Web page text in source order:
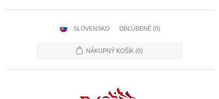
SLOVENSKO OBĽÚBENÉ (0)
NÁKUPNÝ KOŠÍK (0)